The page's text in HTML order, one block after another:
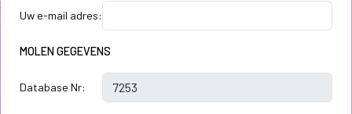
Uw e-mail adres:
MOLEN GEGEVENS
Database Nr: